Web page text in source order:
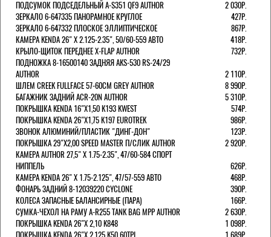
ПОДСУМОК ПОДСЕДЕЛЬНЫЙ A-S351 QF9 AUTHOR
2 030Р.
ЗЕРКАЛО 6-647335 ПАНОРАМНОЕ КРУГЛОЕ
427Р.
ЗЕРКАЛО 6-647332 ПЛОСКОЕ ЭЛЛИПТИЧЕСКОЕ
867Р.
КАМЕРА KENDA 26" Х 2.125-2.35", 50/60-559 АВТО
418Р.
КРЫЛО-ЩИТОК ПЕРЕДНЕЕ X-FLAP AUTHOR
732Р.
ПОДНОЖКА 8-16500140 ЗАДНЯЯ AKS-530 RS-24/29
AUTHOR
2 110Р.
ШЛЕМ CREEK FULLFACE 57-60СМ GREY AUTHOR
8 990Р.
БАГАЖНИК ЗАДНИЙ ACR-20N AUTHOR
5 310Р.
ПОКРЫШКА KENDA 16"Х1,50 K193 KWEST
574Р.
ПОКРЫШКА KENDA 26"Х1,75 K197 EUROTREK
986Р.
ЗВОНОК АЛЮМИНИЙ/ПЛАСТИК "ДИНГ-ДОН"
123Р.
ПОКРЫШКА 29"Х2,00 SPEED MASTER П/СЛИК AUTHOR
2 920Р.
КАМЕРА AUTHOR 27,5" Х 1.75-2.35", 47/60-584 СПОРТ
НИППЕЛЬ
626Р.
КАМЕРА KENDA 26" Х 1.75-2.125", 47/57-559 АВТО
468Р.
ФОНАРЬ ЗАДНИЙ 8-12039220 CYCLONE
390Р.
КОЛЕСА ЗАПАСНЫЕ БАЛАНСИРНЫЕ (ПАРА)
166Р.
CУМКА-ЧЕХОЛ НА РАМУ A-R255 TANK BAG MPP AUTHOR
2 630Р.
ПОКРЫШКА KENDA 26"Х 2,10 K848
1 098Р.
ПОКРЫШКА KENDA 26"Х 2,125 K50 60TPI
1 689Р.